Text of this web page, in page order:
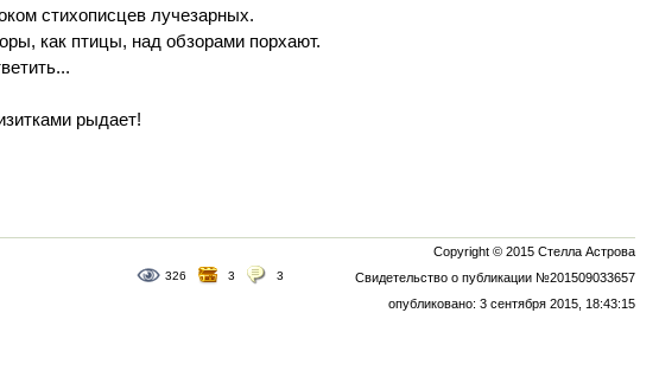
стихописцев лучезарных.
как птицы, над обзорами порхают.
рыдает!
Copyright © 2015 Стелла Астрова
Свидетельство о публикации №201509033657
опубликовано: 3 сентября 2015, 18:43:15
326 3 3